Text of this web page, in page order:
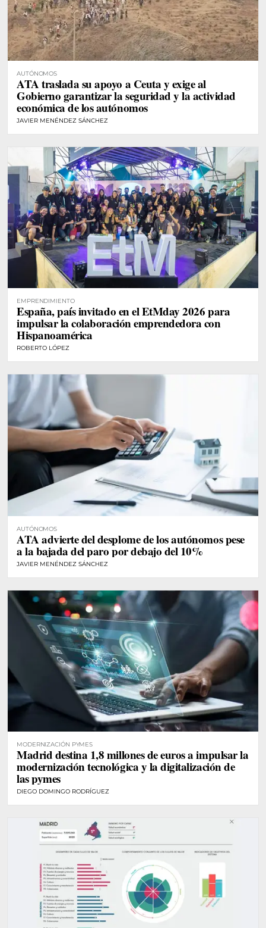
AUTÓNOMOS
ATA traslada su apoyo a Ceuta y exige al
Gobierno garantizar la seguridad y la actividad
económica de los autónomos
JAVIER MENÉNDEZ SÁNCHEZ
EMPRENDIMIENTO
España, país invitado en el EtMday 2026 para
impulsar la colaboración emprendedora con
Hispanoamérica
ROBERTO LÓPEZ
AUTÓNOMOS
ATA advierte del desplome de los autónomos pese
a la bajada del paro por debajo del 10%
JAVIER MENÉNDEZ SÁNCHEZ
MODERNIZACIÓN PYMES
Madrid destina 1,8 millones de euros a impulsar la
modernización tecnológica y la digitalización de
las pymes
DIEGO DOMINGO RODRÍGUEZ